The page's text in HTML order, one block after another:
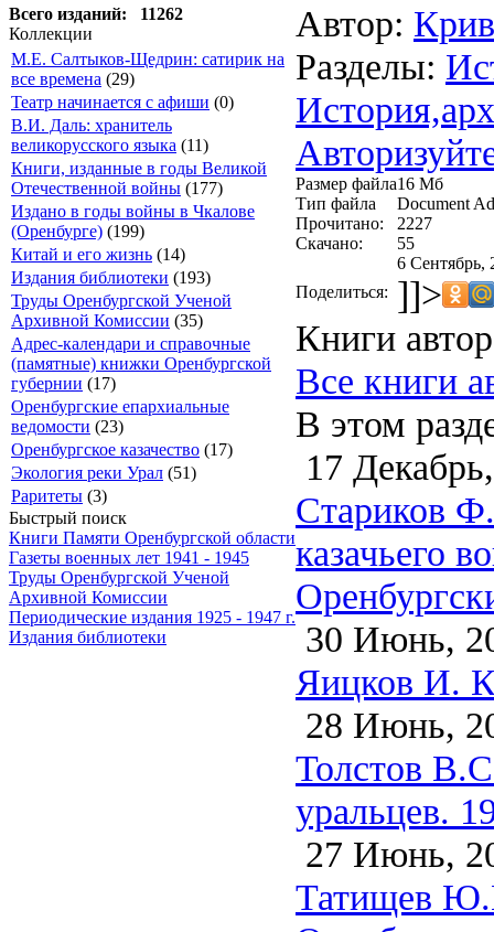
Всего изданий: 11262
Коллекции
М.Е. Салтыков-Щедрин: сатирик на
все времена (29)
Театр начинается с афиши (0)
В.И. Даль: хранитель
великорусского языка (11)
Книги, изданные в годы Великой
Отечественной войны (177)
Издано в годы войны в Чкалове
(Оренбурге) (199)
Китай и его жизнь (14)
Издания библиотеки (193)
Труды Оренбургской Ученой
Архивной Комиссии (35)
Адрес-календари и справочные
(памятные) книжки Оренбургской
губернии (17)
Оренбургские епархиальные
ведомости (23)
Оренбургское казачество (17)
Экология реки Урал (51)
Раритеты (3)
Быстрый поиск
Книги Памяти Оренбургской области
Газеты военных лет 1941 - 1945
Труды Оренбургской Ученой
Архивной Комиссии
Периодические издания 1925 - 1947 г.
Издания библиотеки
Автор:
Разделы:
Размер файла16 Мб
Тип файла
Document
Прочитано:
2227
Скачано:
55
6 Сентябрь,
Поделиться: ]]>
Книги
Все книги
В этом
17
Стариков
казачьего
30 Июнь,
Яицков И.
28 Июнь,
Толстов
уральцев.
27 Июнь,
Татищев